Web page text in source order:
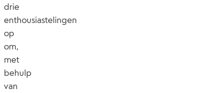
drie
enthousiastelingen
op
om,
met
behulp
van